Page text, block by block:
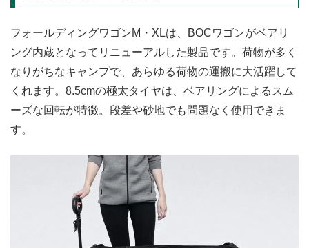
フォールディングワゴンM・XLは、BOCワゴンがベアリ
ング内蔵となってリニューアルした製品です。荷物が多く
なりがちなキャンプで、あらゆる荷物の運搬に大活躍して
くれます。8.5cmの極太タイヤは、ベアリングによるスム
ーズな回転が特徴。段差や砂地でも問題なく使用できま
す。